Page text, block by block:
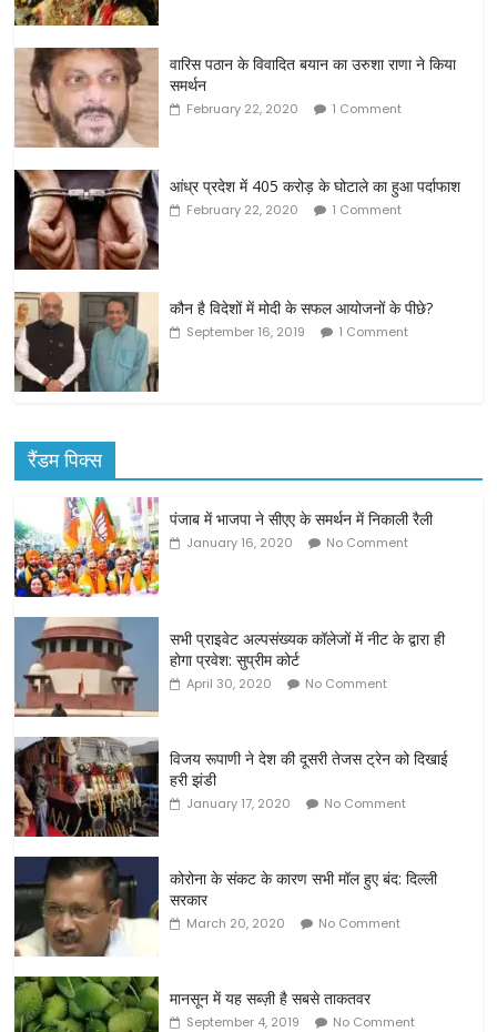
वारिस पठान के विवादित बयान का उरुशा राणा ने किया
समर्थन
February 22, 2020 1 Comment
आंध्र प्रदेश में 405 करोड़ के घोटाले का हुआ पर्दाफाश
February 22, 2020 1 Comment
कौन है विदेशों में मोदी के सफल आयोजनों के पीछे?
September 16, 2019 1 Comment
रैंडम पिक्स
पंजाब में भाजपा ने सीएए के समर्थन में निकाली रैली
January 16, 2020 No Comment
सभी प्राइवेट अल्‍पसंख्‍यक कॉलेजों में नीट के द्वारा ही
होगा प्रवेश: सुप्रीम कोर्ट
April 30, 2020 No Comment
विजय रूपाणी ने देश की दूसरी तेजस ट्रेन को दिखाई
हरी झंडी
January 17, 2020 No Comment
कोरोना के संकट के कारण सभी मॉल हुए बंद: दिल्ली
सरकार
March 20, 2020 No Comment
मानसून में यह सब्ज़ी है सबसे ताकतवर
September 4, 2019 No Comment